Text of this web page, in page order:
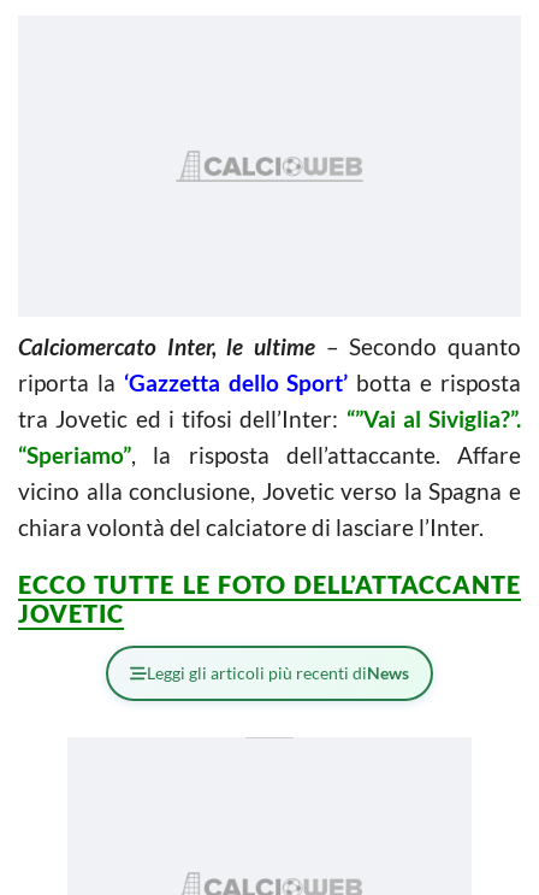
Calciomercato Inter, le ultime – Secondo quanto
riporta la ‘Gazzetta dello Sport’ botta e risposta
tra Jovetic ed i tifosi dell’Inter: “”Vai al Siviglia?”.
“Speriamo”, la risposta dell’attaccante. Affare
vicino alla conclusione, Jovetic verso la Spagna e
chiara volontà del calciatore di lasciare l’Inter.
ECCO TUTTE LE FOTO DELL’ATTACCANTE
JOVETIC
Leggi gli articoli più recenti diNews